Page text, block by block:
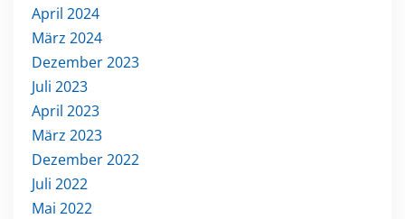
April 2024
März 2024
Dezember 2023
Juli 2023
April 2023
März 2023
Dezember 2022
Juli 2022
Mai 2022